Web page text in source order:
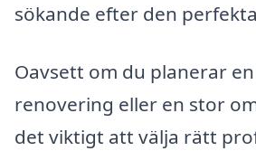
sökande efter den
Oavsett om du planerar
renovering eller en stor
det viktigt att välja rätt